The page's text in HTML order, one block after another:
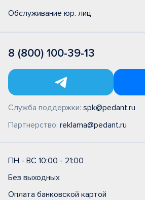
Обслуживание юр. лиц
8 (800) 100-39-13
Служба поддержки: spk@pedant.ru
Партнерство: reklama@pedant.ru
ПН - ВС 10:00 - 21:00
Без выходных
Оплата банковской картой